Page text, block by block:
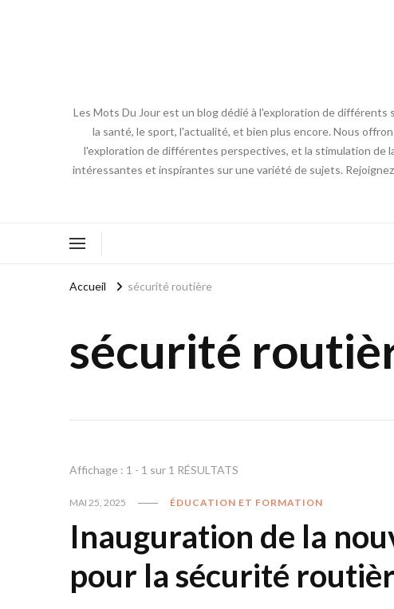
Les Mots Du Jour est un blog dédié à l'exploration de
la santé, le sport, l'actualité, et bien plus encore. Nous
l'exploration de différentes perspectives, et la stimulation
intéressantes et inspirantes sur une variété de sujets.
Accueil sécurité routière
sécurité
Affichage : 1 - 1 sur 1 RÉSULTATS
MAI 25, 2025 ÉDUCATION ET FORMATION
Inauguration de la
pour la sécurité